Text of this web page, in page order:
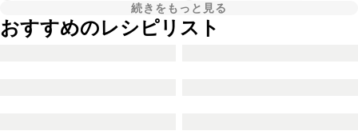
続きをもっと見る
おすすめのレシピリスト